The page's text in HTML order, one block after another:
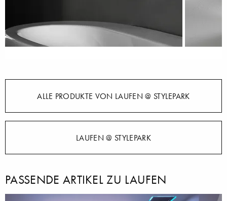
ALLE PRODUKTE VON LAUFEN @ STYLEPARK
LAUFEN @ STYLEPARK
PASSENDE ARTIKEL ZU LAUFEN